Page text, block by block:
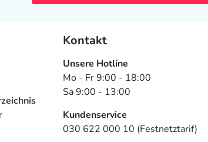
Kontakt
Unsere Hotline
Mo - Fr 9:00 - 18:00
Sa 9:00 - 13:00
Kundenservice
030 622 000 10 (Festnetztarif)